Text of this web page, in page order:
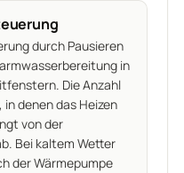
durch Pausieren
in
Die Anzahl
denen das Heizen
von der
Bei kaltem Wetter
der Wärmepumpe